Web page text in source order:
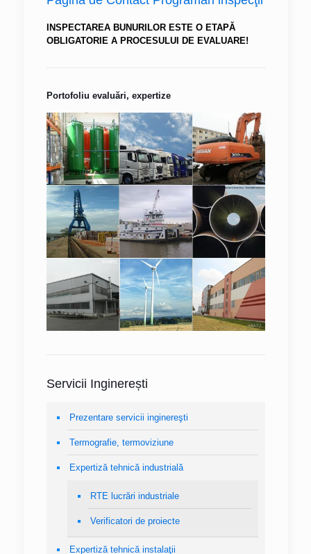
INSPECTAREA BUNURILOR ESTE O ETAPĂ
OBLIGATORIE A PROCESULUI DE EVALUARE!
Portofoliu evaluări, expertize
Servicii Inginerești
Prezentare servicii inginereşti
Termografie, termoviziune
Expertiză tehnică industrială
RTE lucrări industriale
Verificatori de proiecte
Expertiză tehnică instalaţii